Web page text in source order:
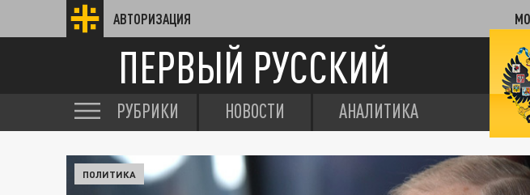
АВТОРИЗАЦИЯ
ПЕРВЫЙ РУССКИЙ
РУБРИКИ НОВОСТИ АНАЛИТИКА
ПОЛИТИКА